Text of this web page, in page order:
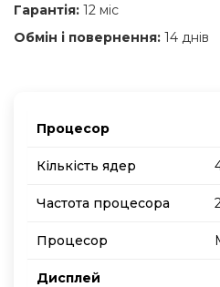
Гарантія: 12 міс
Обмін і повернення: 14 днів
Процесор
Кількість ядер
Частота процесора
Процесор
Дисплей